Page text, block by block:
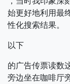
始更好地利用最
性化搜索结果。
以下
的广告传票读数
旁边坐在咖啡厅